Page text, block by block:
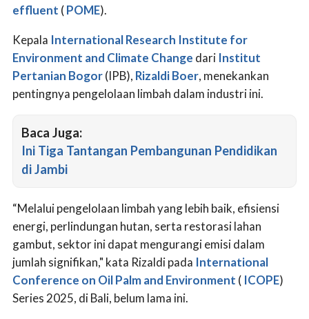
effluent (POME).
Kepala International Research Institute for
Environment and Climate Change dari Institut
Pertanian Bogor(IPB), Rizaldi Boer, menekankan
pentingnya pengelolaan limbah dalam industri ini.
Baca Juga:
Ini Tiga Tantangan Pembangunan Pendidikan
di Jambi
“Melalui pengelolaan limbah yang lebih baik, efisiensi
energi, perlindungan hutan, serta restorasi lahan
gambut, sektor ini dapat mengurangi emisi dalam
jumlah signifikan," kata Rizaldi pada International
Conference on Oil Palm and Environment ( ICOPE)
Series 2025, di Bali, belum lama ini.